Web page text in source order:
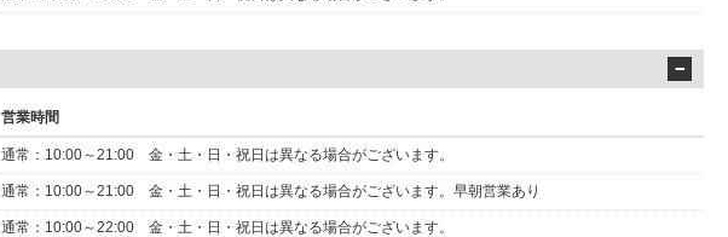
営業時間
通常：10:00～21:00 金・土・日・祝日は異なる場合がございます。
通常：10:00～21:00 金・土・日・祝日は異なる場合がございます。早朝営業あり
通常：10:00～22:00 金・土・日・祝日は異なる場合がございます。